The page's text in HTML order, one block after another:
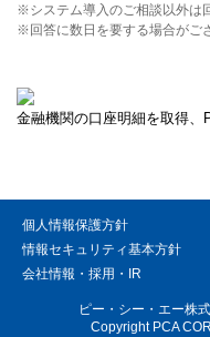
※システム導入のご相談以外は
※回答に数日を要する場合がご
金融機関の口座明細を取得
個人情報保護方針
情報セキュリティ基本方針
会社情報・採用・IR
ピー・シー・エー株
Copyright PCA